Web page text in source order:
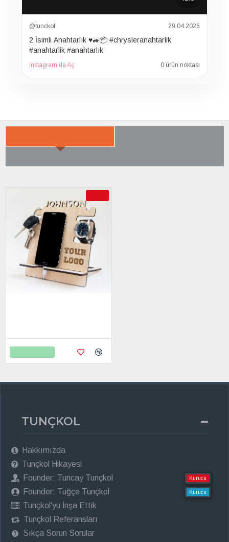
@tunckol 29.04.2026
2 İsimli Anahtarlık ♥️🚙📦 #chrysleranahtarlik
#anahtarlik #anahtarlık
Instagram’da Aç 0 ürün noktası
TUNÇKOL
Hakkımızda
Tunçkol Hikayesi
Founder: Tuncay Tunçkol
Kurucu
Founder: Tuğçe Tunçkol Kurucu
Tunçkol'yu İnşa Ettik
Tunçkol Referansları
Sıkça Sorun Sorular